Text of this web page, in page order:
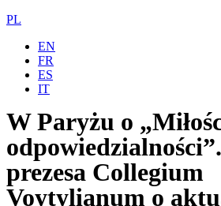
PL
EN
FR
ES
IT
W Paryżu o
prezesa Collegium
Voytylianum o